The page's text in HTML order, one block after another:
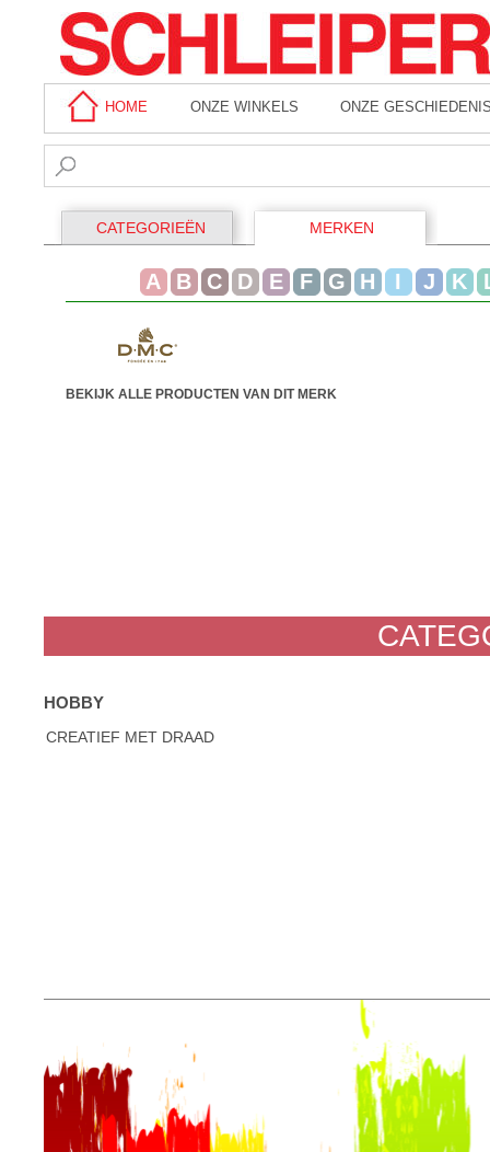
HOME ONZE WINKELS ONZE
CATEGORIEËN MERKEN
A B C D E F G H I J K
BEKIJK ALLE PRODUCTEN VAN DIT MERK
HOBBY
CREATIEF MET DRAAD